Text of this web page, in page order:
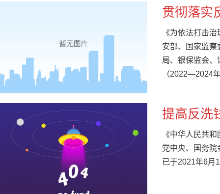
贯彻落实
《为依法打击
安部、国家监
局、银保监会
（2022—2024
提高反洗
《中华人民共
党中央、国务
已于2021年6月